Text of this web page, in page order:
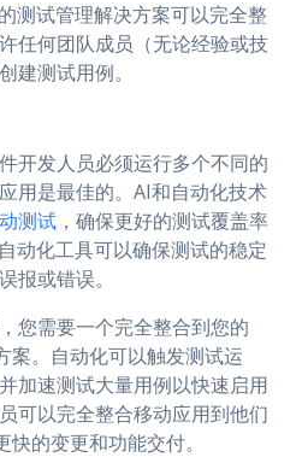
测试管理解决方案可以完全整
任何团队成员（无论经验或技
建测试用例。
开发人员必须运行多个不同的
用是最佳的。AI和自动化技术
测试 ，确保更好的测试覆盖率
动化工具可以确保测试的稳定
报或错误。
您需要一个完全整合到您的
案。自动化可以触发测试运
加速测试大量用例以快速启用
可以完全整合移动应用到他们
的变更和功能交付。